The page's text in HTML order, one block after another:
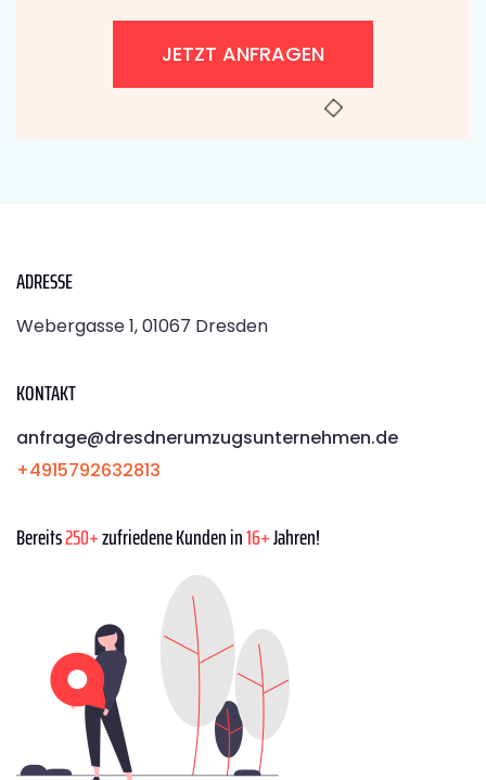
JETZT ANFRAGEN
ADRESSE
Webergasse 1, 01067 Dresden
KONTAKT
anfrage@dresdnerumzugsunternehmen.de
+4915792632813
Bereits250+zufriedene Kunden in16+Jahren!